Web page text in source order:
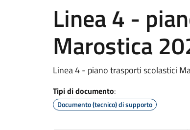
Linea 4 -
Marostica
Linea 4 - piano trasporti scolastici
Tipi di documento:
Documento (tecnico) di supporto